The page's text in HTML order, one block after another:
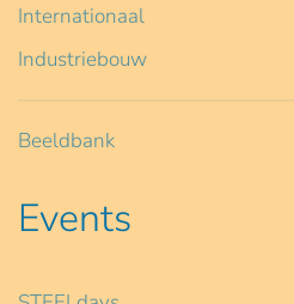
Internationaal
Industriebouw
Beeldbank
Events